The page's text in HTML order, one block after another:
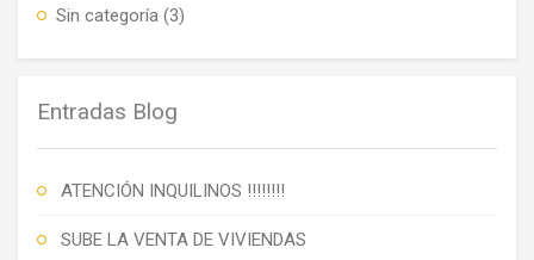
Sin categoría (3)
Entradas Blog
ATENCIÓN INQUILINOS !!!!!!!!
SUBE LA VENTA DE VIVIENDAS